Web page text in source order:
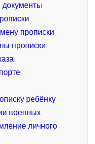
документы
прописки
прописки
ребёнку
военных
личного